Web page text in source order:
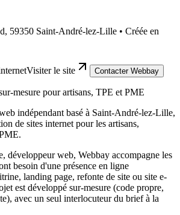
59350 Saint-André-lez-Lille • Créée en
Visiter le site Contacter Webbay
mesure pour artisans, TPE et PME
indépendant basé à Saint-André-lez-Lille,
de sites internet pour les artisans,
développeur web, Webbay accompagne les
besoin d'une présence en ligne
landing page, refonte de site ou site e-
est développé sur-mesure (code propre,
avec un seul interlocuteur du brief à la